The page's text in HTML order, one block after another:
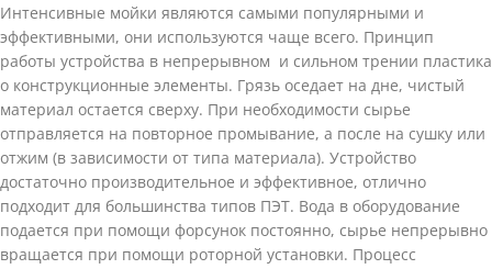
Интенсивные мойки являются самыми популярными и
эффективными, они используются чаще всего. Принцип
работы устройства в непрерывном и сильном трении пластика
о конструкционные элементы. Грязь оседает на дне, чистый
материал остается сверху. При необходимости сырье
отправляется на повторное промывание, а после на сушку или
отжим (в зависимости от типа материала). Устройство
достаточно производительное и эффективное, отлично
подходит для большинства типов ПЭТ. Вода в оборудование
подается при помощи форсунок постоянно, сырье непрерывно
вращается при помощи роторной установки. Процесс